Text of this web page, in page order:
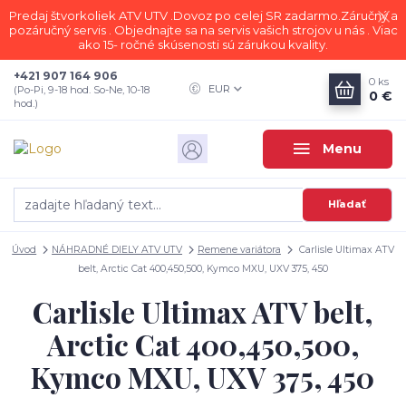
Predaj štvorkoliek ATV UTV .Dovoz po celej SR zadarmo.Záručný a
pozáručný servis . Objednajte sa na servis vašich strojov u nás . Viac
ako 15- ročné skúsenosti sú zárukou kvality.
Menu
EUR
Hľadať
+421 907 164 906
(Po-Pi, 9-18 hod. So-Ne, 10-18
hod.)
0 ks
0 €
Úvod NÁHRADNÉ DIELY ATV UTV Remene variátora
Carlisle Ultimax ATV
belt, Arctic Cat 400,450,500, Kymco MXU, UXV 375, 450
Carlisle Ultimax ATV belt,
Arctic Cat 400,450,500,
Kymco MXU, UXV 375, 450